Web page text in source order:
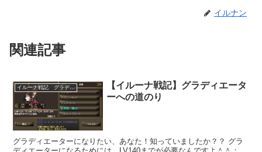
イルナン
関連記事
イルーナ戦記 グラディエーター
【イルーナ戦記】グラディエータ
ーへの道のり
グラディエーターになりたい、あなた！知っていましたか？？ グラ